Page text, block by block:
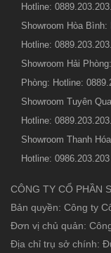
Hotline: 0889.203.203.
Showroom Hòa
Hotline: 0889.203.203.
Showroom Hải
Phòng: Hotline:
Showroom Tuyên
Hotline: 0889.203.203.
Showroom Thanh
Hotline: 0986.203.203
CÔNG TY CỔ PHẦN
Bản quyền: Công ty
Đơn vị chủ quản:
Địa chỉ trụ sở chính: